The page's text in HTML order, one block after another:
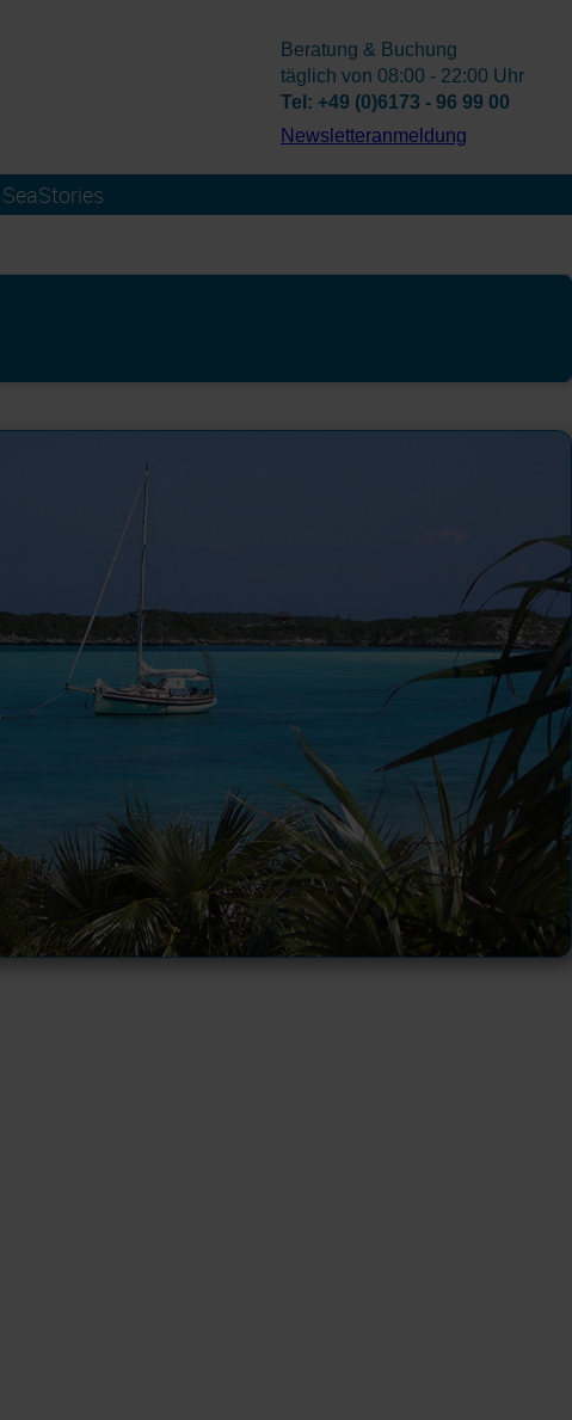
SeaStories
Beratung & Buchung
täglich von 08:00 - 22:00 Uhr
Tel: +49 (0)6173 - 96 99 00
­Newsletteranmeldung